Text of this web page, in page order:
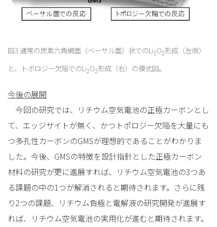
図3 通常の炭素六角網面（ベーサル面）状でのLi2O2形成（左側）
と、トポロジー欠陥でのLi2O2形成（右）の模式図。
今後の展開
今回の研究では、リチウム空気電池の正極カーボンとし
て、エッジサイトが無く、かつトポロジー欠陥を大量にも
つ多孔性カーボンのGMSが理想的であることがわかりま
した。今後、GMSの特徴を設計指針とした正極カーボン
材料の研究が更に進展すれば、リチウム空気電池の3つあ
る課題の中の1つが解消されると期待されます。さらに残
り2つの課題、リチウム負極と電解液の研究開発が進展す
れば、リチウム空気電池の実用化が進むと期待されます。